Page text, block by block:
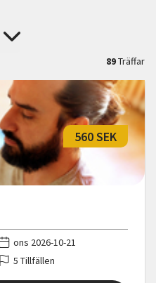
89Träffar
560 SEK
ons 2026-10-21
5 Tillfällen